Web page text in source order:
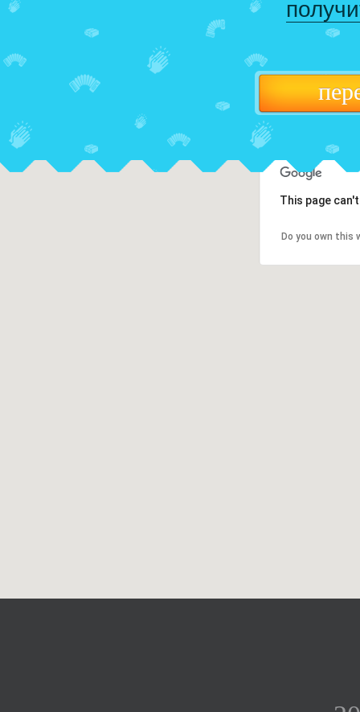
This page
Do you own this